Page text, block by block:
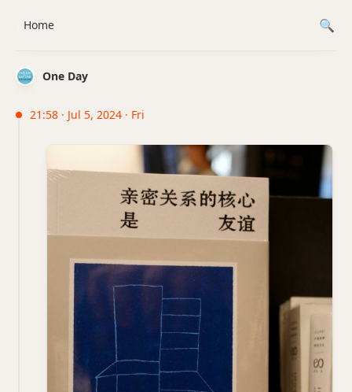
One Day
21:58 · Jul 5, 2024 · Fri
Home